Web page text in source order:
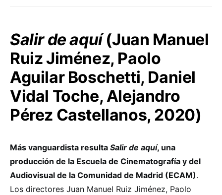
Salir de aquí(Juan Manuel
Ruiz Jiménez, Paolo
Aguilar Boschetti, Daniel
Vidal Toche, Alejandro
Pérez Castellanos, 2020)
Más vanguardista resulta Salir de aquí, una
producción de la Escuela de Cinematografía y del
Audiovisual de la Comunidad de Madrid (ECAM).
Los directores Juan Manuel Ruiz Jiménez, Paolo